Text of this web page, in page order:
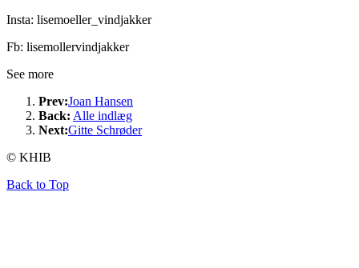
Insta: lisemoeller_vindjakker
Fb: lisemollervindjakker
See more
Prev:Joan Hansen
Back: Alle indlæg
Next:Gitte Schrøder
© KHIB
Back to Top